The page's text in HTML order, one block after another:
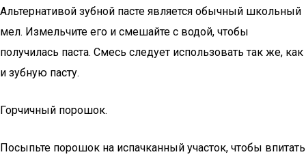
Альтернативой зубной пасте является обычный школьный
мел. Измельчите его и смешайте с водой, чтобы
получилась паста. Смесь следует использовать так же, как
и зубную пасту.
Горчичный порошок.
Посыпьте порошок на испачканный участок, чтобы впитать